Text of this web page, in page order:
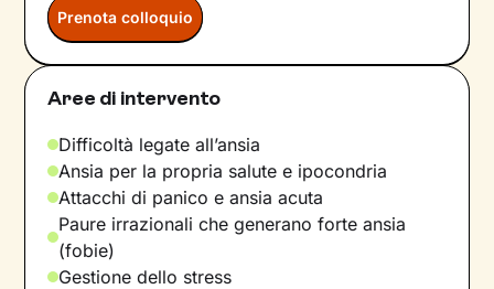
Prenota colloquio
Aree di intervento
Difficoltà legate all’ansia
Ansia per la propria salute e ipocondria
Attacchi di panico e ansia acuta
Paure irrazionali che generano forte ansia
(fobie)
Gestione dello stress